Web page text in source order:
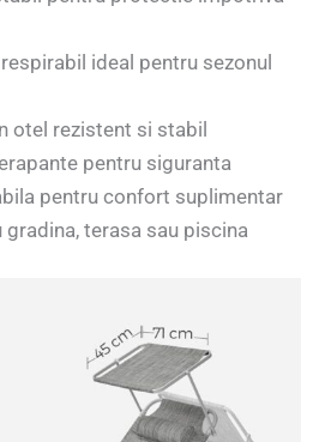
ideal pentru sezonul
otel rezistent si stabil
pentru siguranta
pentru confort suplimentar
terasa sau piscina